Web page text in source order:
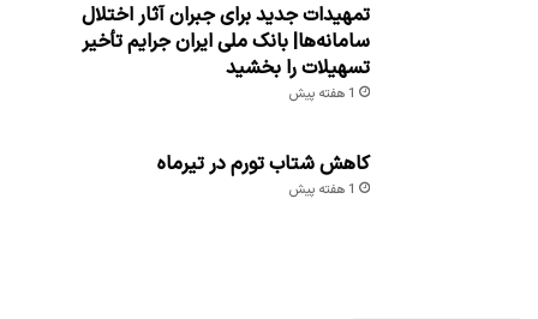
تمهیدات جدید برای جبران آثار اختلال
سامانه‌ها| بانک ملی ایران جرایم تأخیر
تسهیلات را بخشید
1 هفته پیش
کاهش شتاب تورم در تیرماه
1 هفته پیش